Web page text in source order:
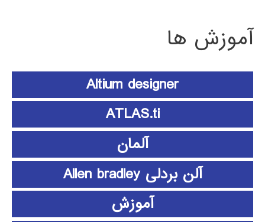
آموزش ها
Altium designer
ATLAS.ti
آلمان
آلن بردلی Allen bradley
آموزش